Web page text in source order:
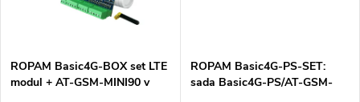
ROPAM Basic4G-BOX set LTE
modul + AT-GSM-MINI90 v
ROPAM Basic4G-PS-SET:
sada Basic4G-PS/AT-GSM-